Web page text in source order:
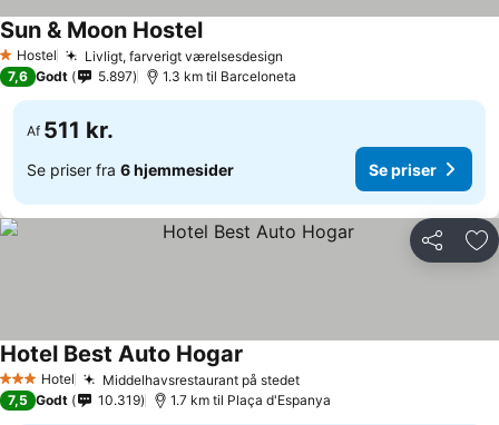
1 Stjerner
Hostel Livligt, farverigt værelsesdesign
Sun & Moon Hostel
7,6 Godt 5.897 1.3 km til Barceloneta
Af 511 kr.
Se priser fra 6 hjemmesider Se priser
Del
3 StjernerHotel Middelhavsrestaurant på stedet
Hotel Best Auto Hogar
7,5 Godt 10.319 1.7 km til Plaça d'Espanya